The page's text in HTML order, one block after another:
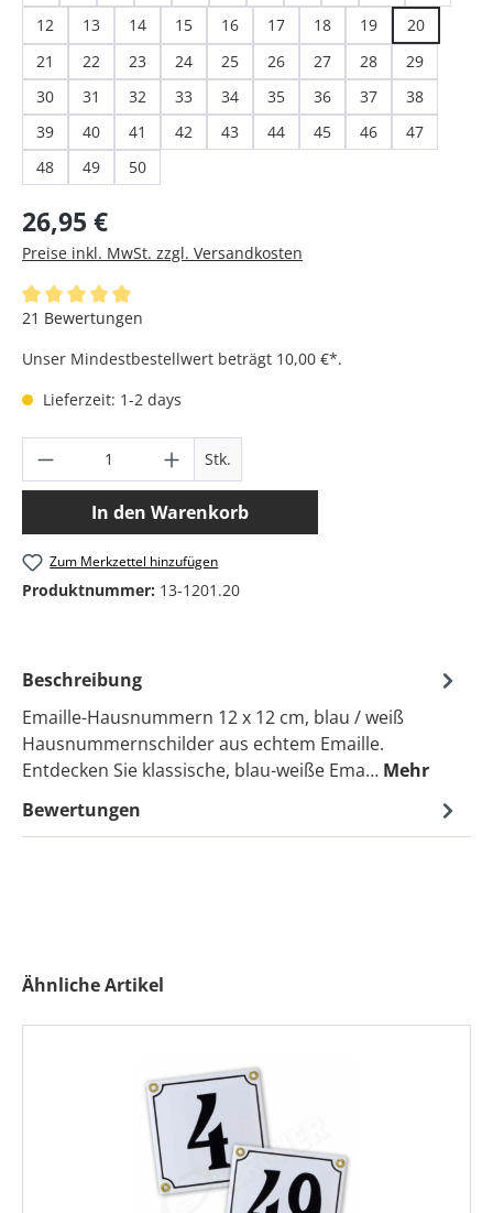
12
13 14 15 16 17 18 19
20
21
22 23 24 25 26 27 28
29
30
31 32 33 34 35 36 37
38
39
40 41 42 43 44 45 46
47
48
49 50
Regulärer Preis:
26,95 €
Preise inkl. MwSt. zzgl. Versandkosten
Durchschnittliche Bewertung von 4.95 von 5 Sternen
21 Bewertungen
Unser Mindestbestellwert beträgt 10,00 €*.
Lieferzeit: 1-2 days
Produkt Anzahl: Gib den gewünschten
Stk.
In den Warenkorb
Zum Merkzettel hinzufügen
Produktnummer: 13-1201.20
Beschreibung
Emaille-Hausnummern 12 x 12 cm, blau / weiß
Hausnummernschilder aus echtem Emaille.
Entdecken Sie klassische, blau-weiße Ema… Mehr
Bewertungen
Produktgalerie überspringen
Ähnliche Artikel